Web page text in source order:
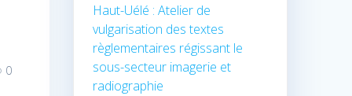
0
Haut-Uélé : Atelier de
vulgarisation des textes
règlementaires régissant le
sous-secteur imagerie et
radiographie